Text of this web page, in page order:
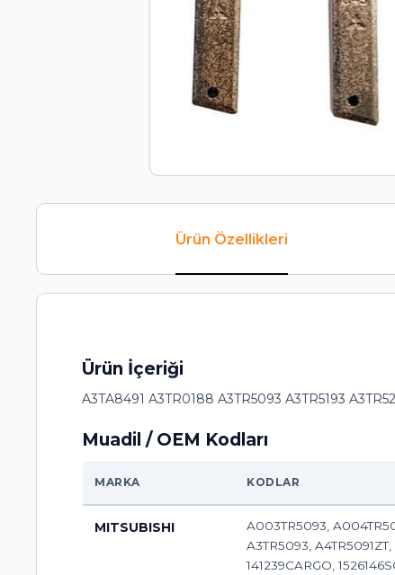
Ürün Özellikleri
Ürün İçeriği
A3TA8491 A3TR0188 A3TR5093 A3TR5193
Muadil / OEM Kodları
MARKA KODLAR
MITSUBISHI
A003TR5093,
A3TR5093, A4TR5091ZT,
141239CARGO,